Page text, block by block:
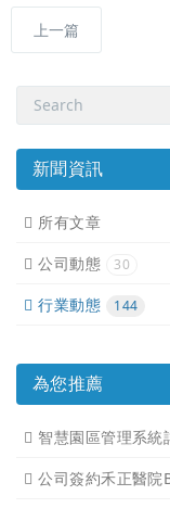
上一篇
新聞資訊
所有文章
公司動態
30
行業動態 144
為您推薦
智慧園區管理系統
公司簽約禾正醫